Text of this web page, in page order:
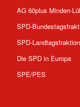
AG 60plus Minden-
SPD-
SPD-
Die SPD in Europa
SPE/PES